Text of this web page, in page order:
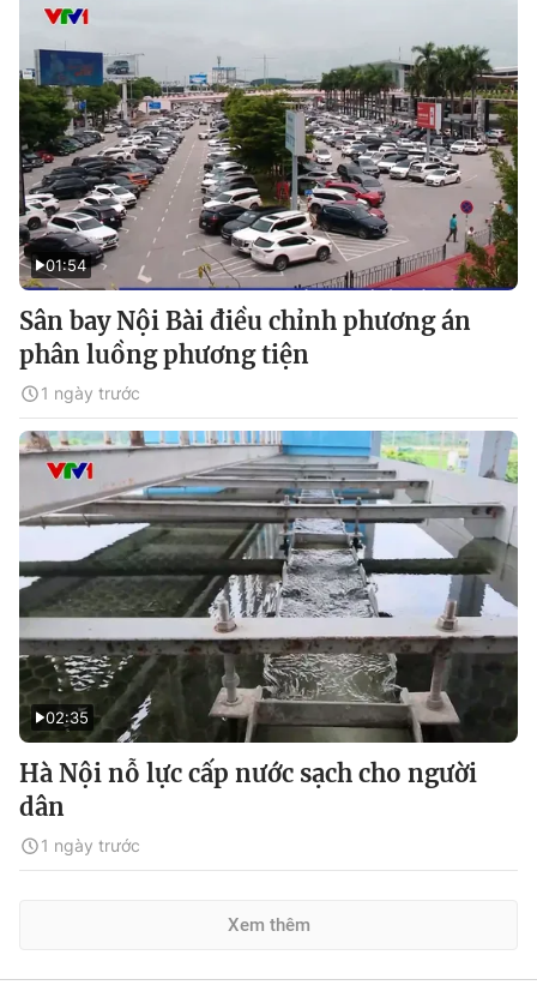
01:54
Sân bay Nội Bài điều chỉnh phương án
phân luồng phương tiện
1 ngày trước
02:35
Hà Nội nỗ lực cấp nước sạch cho người
dân
1 ngày trước
Xem thêm